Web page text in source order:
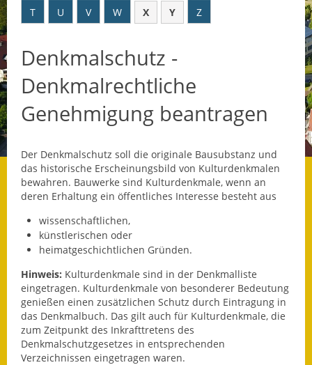
Datenschutz
Datenschutz im
Steueramt
Geschichte und
Was die Alten noch
wussten!
Informationsbroschüre
Lärmaktionsplan
Leichte Sprache
Infos in Leichter Sprache
T
U V W X Y Z
Denkmalschutz -
Denkmalrechtliche
Genehmigung beantragen
Der Denkmalschutz soll die originale Bausubstanz und
das historische Erscheinungsbild von Kulturdenkmalen
bewahren. Bauwerke sind Kulturdenkmale, wenn an
deren Erhaltung ein öffentliches Interesse besteht aus
wissenschaftlichen,
künstlerischen oder
heimatgeschichtlichen Gründen.
Hinweis: Kulturdenkmale sind in der Denkmalliste
eingetragen. Kulturdenkmale von besonderer Bedeutung
genießen einen zusätzlichen Schutz durch Eintragung in
das Denkmalbuch. Das gilt auch für Kulturdenkmale, die
zum Zeitpunkt des Inkrafttretens des
Denkmalschutzgesetzes in entsprechenden
Verzeichnissen eingetragen waren.